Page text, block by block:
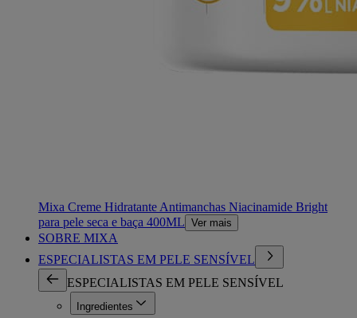
Mixa Creme Hidratante Antimanchas Niacinamide Bright
para pele seca e baça 400ML Ver mais
SOBRE MIXA
ESPECIALISTAS EM PELE SENSÍVEL
ESPECIALISTAS EM PELE SENSÍVEL
Ingredientes